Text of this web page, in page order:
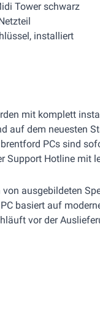
Tower schwarz
installiert
mit komplett
auf dem neuesten
PCs sind
Support Hotline mit
ausgebildeten
basiert auf
vor der